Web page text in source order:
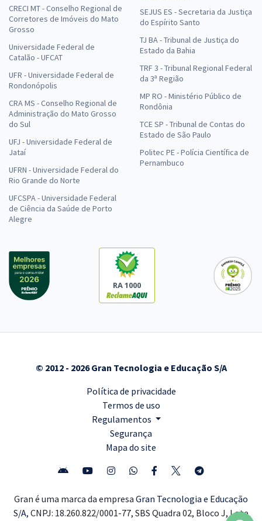
CRECI MT - Conselho Regional de
Corretores de Imóveis do Mato
Grosso
Universidade Federal de
Catalão - UFCAT
UFR - Universidade Federal de
Rondonópolis
CRA MS - Conselho Regional de
Administração do Mato Grosso
do Sul
UFJ - Universidade Federal de
Jataí
UFRN - Universidade Federal do
Rio Grande do Norte
UFCSPA - Universidade Federal
de Ciência da Saúde de Porto
Alegre
SEJUS ES - Secretaria da Justiça
do Espírito Santo
TJ BA - Tribunal de Justiça do
Estado da Bahia
TRF 3 - Tribunal Regional Federal
da 3ª Região
MP RO - Ministério Público de
Rondônia
TCE SP - Tribunal de Contas do
Estado de São Paulo
Politec PE - Polícia Científica de
Pernambuco
RA 1000
© 2012 - 2026 Gran Tecnologia e Educação S/A
Política de privacidade
Termos de uso
Regulamentos
Segurança
Mapa do site
Gran é uma marca da empresa Gran Tecnologia e Educação
S/A, CNPJ: 18.260.822/0001-77, SBS Quadra 02, Bloco J, Lote